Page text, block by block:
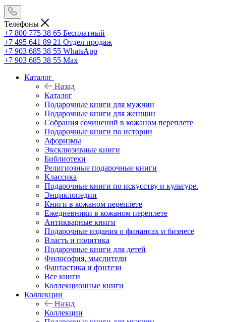
Телефоны
+7 800 775 38 65 Бесплатный
+7 495 641 89 21 Отдел продаж
+7 903 685 38 55 WhatsApp
+7 903 685 38 55 Max
Каталог
Назад
Каталог
Подарочные книги для мужчин
Подарочные книги для женщин
Собрания сочинений в кожаном переплете
Подарочные книги по истории
Афоризмы
Эксклюзивные книги
Библиотеки
Религиозные подарочные книги
Классика
Подарочные книги по искусству и культуре.
Энциклопедии
Книги в кожаном переплете
Ежедневники в кожаном переплете
Антикварные книги
Подарочные издания о финансах и бизнесе
Власть и политика
Подарочные книги для детей
Философия, мыслители
Фантастика и фэнтези
Все книги
Коллекционные книги
Коллекции
Назад
Коллекции